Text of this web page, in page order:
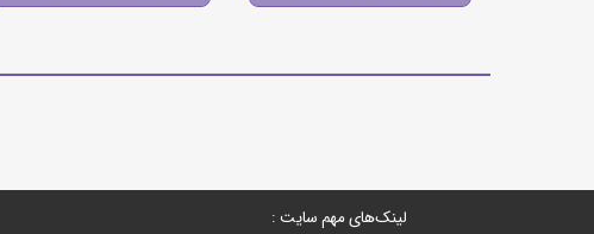
لینک‌های مهم سایت :